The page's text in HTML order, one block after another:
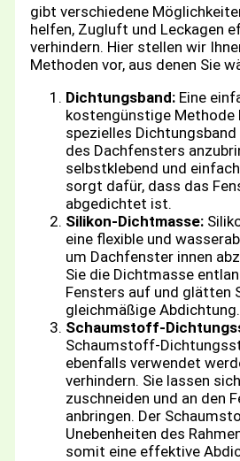
gibt verschiedene
helfen, Zugluft und Leckagen
verhindern. Hier stellen wir
Methoden vor, aus denen Sie
Dichtungsband: Eine
kostengünstige Methode
spezielles Dichtungsband
des Dachfensters
selbstklebend und
sorgt dafür, dass das
abgedichtet ist.
Silikon-Dichtmasse:
eine flexible und
um Dachfenster innen
Sie die Dichtmasse
Fensters auf und glätten
gleichmäßige Abdichtung.
Schaumstoff-
Schaumstoff-
ebenfalls verwendet
verhindern. Sie lassen
zuschneiden und an den
anbringen. Der
Unebenheiten des
somit eine effektive